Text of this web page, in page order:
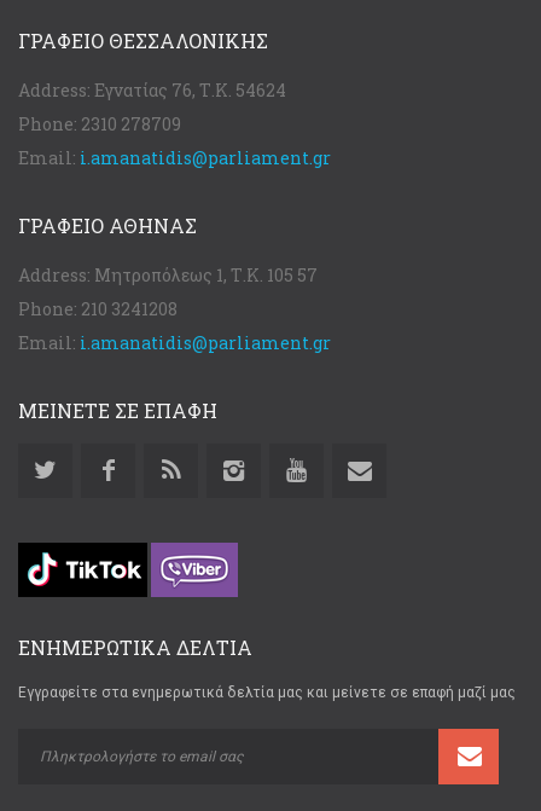
ΓΡΑΦΕΊΟ ΘΕΣΣΑΛΟΝΊΚΗΣ
Address: Εγνατίας 76, Τ.Κ. 54624
Phone: 2310 278709
Email: i.amanatidis@parliament.gr
ΓΡΑΦΕΊΟ ΑΘΉΝΑΣ
Address: Μητροπόλεως 1, Τ.Κ. 105 57
Phone: 210 3241208
Email: i.amanatidis@parliament.gr
ΜΕΙΝΕΤΕ ΣΕ ΕΠΑΦΗ
ΕΝΗΜΕΡΩΤΙΚΑ ΔΕΛΤΙΑ
Εγγραφείτε στα ενημερωτικά δελτία μας και μείνετε σε επαφή μαζί μας